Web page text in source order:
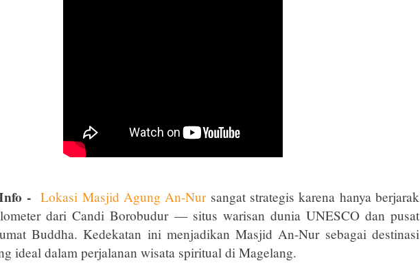
Info -Lokasi Masjid Agung An-Nursangat strategis karena hanya berjarak
dari Candi Borobudur — situs warisan dunia UNESCO dan pusat
Buddha. Kedekatan ini menjadikan Masjid An-Nur sebagai destinasi
ideal dalam perjalanan wisata spiritual di Magelang.